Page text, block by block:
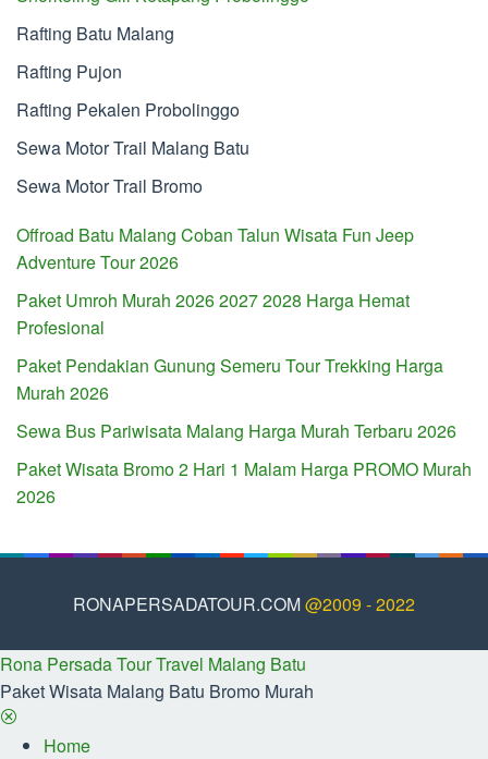
Rafting Batu Malang
Rafting Pujon
Rafting Pekalen Probolinggo
Sewa Motor Trail Malang Batu
Sewa Motor Trail Bromo
Offroad Batu Malang Coban Talun Wisata Fun Jeep
Adventure Tour 2026
Paket Umroh Murah 2026 2027 2028 Harga Hemat
Profesional
Paket Pendakian Gunung Semeru Tour Trekking Harga
Murah 2026
Sewa Bus Pariwisata Malang Harga Murah Terbaru 2026
Paket Wisata Bromo 2 Hari 1 Malam Harga PROMO Murah
2026
RONAPERSADATOUR.COM@2009 - 2022
Rona Persada Tour Travel Malang Batu
Paket Wisata Malang Batu Bromo Murah
Home